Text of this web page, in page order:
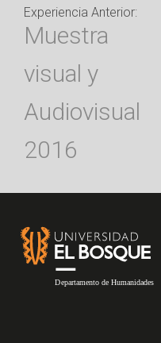
Experiencia Anterior:
Muestra
visual y
Audiovisual
2016
Footer